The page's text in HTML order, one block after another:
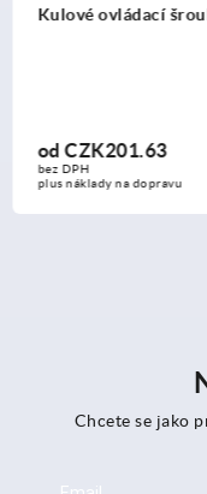
otočné
DETAILY
Chcete se jako